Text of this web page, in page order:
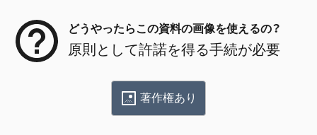
どうやったらこの資料の画像を使えるの？
原則として許諾を得る手続が必要
著作権あり